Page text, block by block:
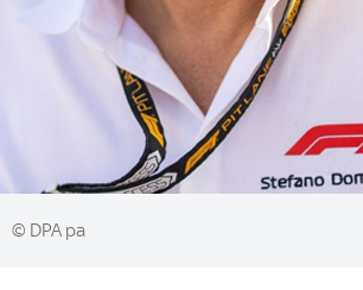
© DPA pa